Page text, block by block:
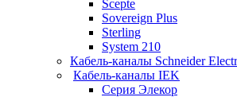
Scepte
Sovereign Plus
Sterling
System 210
Кабель-каналы Schneider
Кабель-каналы IEK
Серия Элекор